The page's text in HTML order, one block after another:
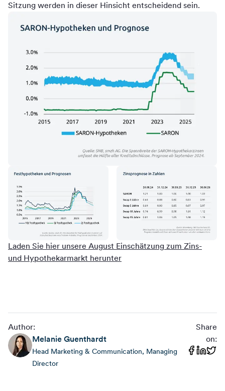
Sitzung werden in dieser Hinsicht entscheidend sein.
Laden Sie hier unsere August Einschätzung zum Zins-
und Hypothekarmarkt herunter
Author:
Melanie Guenthardt
Head Marketing & Communication, Managing
Director
Share
on: